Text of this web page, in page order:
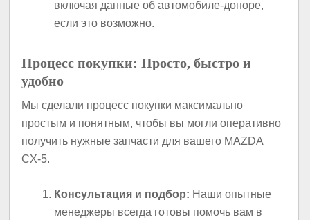
включая данные об автомобиле-доноре,
если это возможно.
Процесс покупки: Просто, быстро и
удобно
Мы сделали процесс покупки максимально
простым и понятным, чтобы вы могли оперативно
получить нужные запчасти для вашего MAZDA
CX-5.
Консультация и подбор: Наши опытные
менеджеры всегда готовы помочь вам в